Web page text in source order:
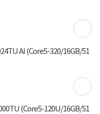
AI (Core5-320/16GB/51
(Core5-120U/16GB/51